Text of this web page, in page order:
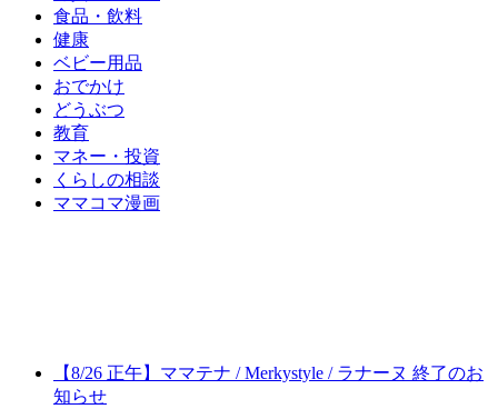
食品・飲料
健康
ベビー用品
おでかけ
どうぶつ
教育
マネー・投資
くらしの相談
ママコマ漫画
【8/26 正午】ママテナ / Merkystyle / ラナーヌ 終了のお
知らせ